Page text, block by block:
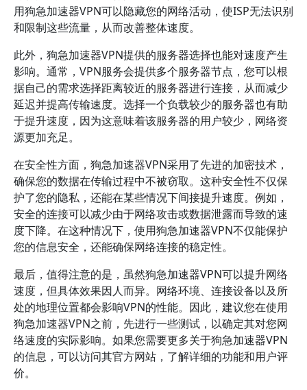
用狗急加速器VPN可以隐藏您的网络活动，使ISP无法识别
和限制这些流量，从而改善整体速度。
此外，狗急加速器VPN提供的服务器选择也能对速度产生
影响。通常，VPN服务会提供多个服务器节点，您可以根
据自己的需求选择距离较近的服务器进行连接，从而减少
延迟并提高传输速度。选择一个负载较少的服务器也有助
于提升速度，因为这意味着该服务器的用户较少，网络资
源更加充足。
在安全性方面，狗急加速器VPN采用了先进的加密技术，
确保您的数据在传输过程中不被窃取。这种安全性不仅保
护了您的隐私，还能在某些情况下间接提升速度。例如，
安全的连接可以减少由于网络攻击或数据泄露而导致的速
度下降。在这种情况下，使用狗急加速器VPN不仅能保护
您的信息安全，还能确保网络连接的稳定性。
最后，值得注意的是，虽然狗急加速器VPN可以提升网络
速度，但具体效果因人而异。网络环境、连接设备以及所
处的地理位置都会影响VPN的性能。因此，建议您在使用
狗急加速器VPN之前，先进行一些测试，以确定其对您网
络速度的实际影响。如果您需要更多关于狗急加速器VPN
的信息，可以访问其官方网站，了解详细的功能和用户评
价。